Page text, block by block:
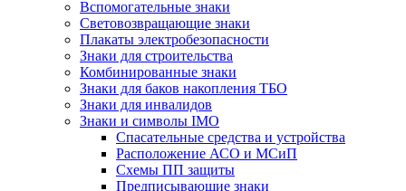
Вспомогательные знаки
Световозвращающие знаки
Плакаты электробезопасности
Знаки для строительства
Комбинированные знаки
Знаки для баков накопления ТБО
Знаки для инвалидов
Знаки и символы IMO
Спасательные средства и устройства
Расположение АСО и МСиП
Схемы ПП защиты
Предписывающие знаки